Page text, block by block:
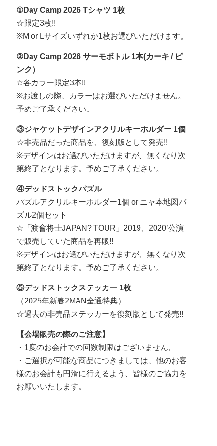
①Day Camp 2026 Tシャツ 1枚
☆限定3枚!!
※M or Lサイズいずれか1枚お選びいただけます。
②Day Camp 2026 サーモボトル 1本(カーキ / ピ
ンク）
☆各カラー限定3本!!
※お渡しの際、カラーはお選びいただけません。
予めご了承ください。
③ジャケットデザインアクリルキーホルダー 1個
☆非売品だった商品を、復刻版として発売!!
※デザインはお選びいただけますが、無くなり次
第終了となります。予めご了承ください。
④デッドストックパズル
パズルアクリルキーホルダー1個 or ニャ本地図パ
ズル2個セット
☆「渡會将士JAPAN? TOUR」2019、2020’公演
で販売していた商品を再販!!
※デザインはお選びいただけますが、無くなり次
第終了となります。予めご了承ください。
⑤デッドストックステッカー 1枚
（2025年新春2MAN全通特典）
☆過去の非売品ステッカーを復刻版として発売!!
【会場販売の際のご注意】
・1度のお会計での回数制限はございません。
・ご選択が可能な商品につきましては、他のお客
様のお会計も円滑に行えるよう、皆様のご協力を
お願いいたします。